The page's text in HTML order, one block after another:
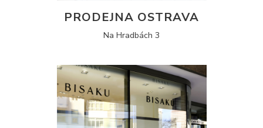
PRODEJNA OSTRAVA
Na Hradbách 3